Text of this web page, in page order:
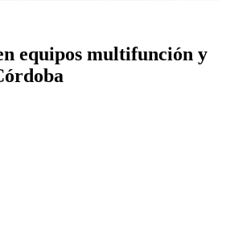
equipos multifunción y